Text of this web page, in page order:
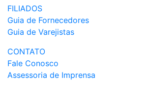
FILIADOS
Guia de Fornecedores
Guia de Varejistas
CONTATO
Fale Conosco
Assessoria de Imprensa